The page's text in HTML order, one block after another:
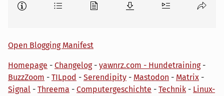
Open Blogging Manifest
Homepage - Changelog- yawnrz.com - Hundetraining-
BuzzZoom - TILpod - Serendipity - Mastodon - Matrix -
Signal - Threema - Computergeschichte - Technik - Linux-